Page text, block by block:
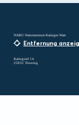
NABU Naturzentrum Katinger Watt
Entfernung
Katingsiel 14
25832 Tönning